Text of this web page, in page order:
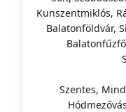
Kunszentmiklós,
Balatonföldvár,
Szentes,